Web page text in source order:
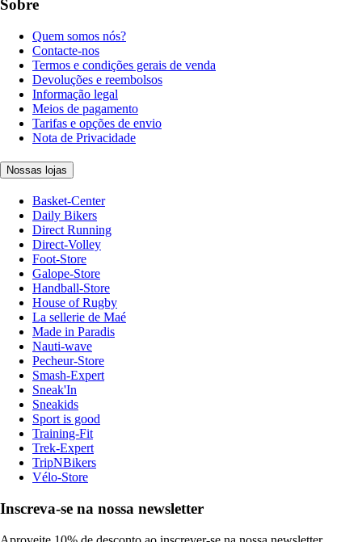
Sobre
Quem somos nós?
Contacte-nos
Termos e condições gerais de venda
Devoluções e reembolsos
Informação legal
Meios de pagamento
Tarifas e opções de envio
Nota de Privacidade
Nossas lojas
Basket-Center
Daily Bikers
Direct Running
Direct-Volley
Foot-Store
Galope-Store
Handball-Store
House of Rugby
La sellerie de Maé
Made in Paradis
Nauti-wave
Pecheur-Store
Smash-Expert
Sneak'In
Sneakids
Sport is good
Training-Fit
Trek-Expert
TripNBikers
Vélo-Store
Inscreva-se na nossa newsletter